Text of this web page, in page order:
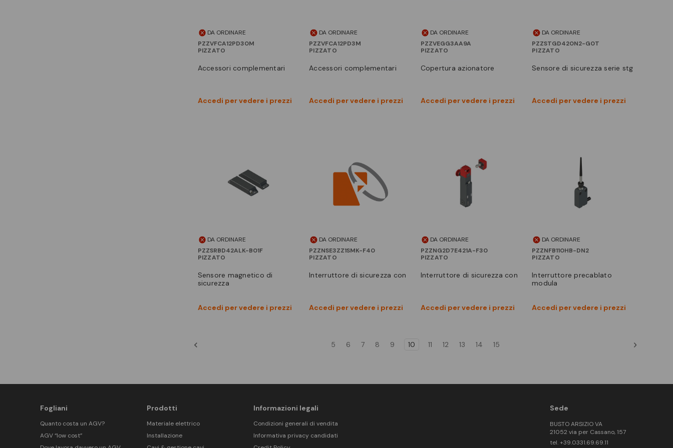
DA ORDINARE
PZZVFCA12PD30M
PIZZATO
accessori complementari
Accedi per vedere i prezzi
Confronta
DA ORDINARE
PZZVFCA12PD3M
PIZZATO
accessori complementari
Accedi per vedere i prezzi
Confronta
DA ORDINARE
PZZVEGG3AA9A
PIZZATO
copertura azionatore
Accedi per vedere i prezzi
Confronta
DA ORDINARE
PZZSTGD420N2-G0T
PIZZATO
sensore di sicurezza serie stg
Accedi per vedere i prezzi
Confronta
DA ORDINARE
PZZSRBD42ALK-B01F
PIZZATO
sensore magnetico di
sicurezza
Accedi per vedere i prezzi
Vedi prodotto
Confronta
DA ORDINARE
PZZNSE3ZZ1SMK-F40
PIZZATO
interruttore di sicurezza con
Accedi per vedere i prezzi
Confronta
DA ORDINARE
PZZNG2D7E421A-F30
PIZZATO
interruttore di sicurezza con
Accedi per vedere i prezzi
Confronta
DA ORDINARE
PZZNFB110HB-DN2
PIZZATO
interruttore precablato
modula
Accedi per vedere i prezzi
Confronta
5 6 7 8 9 10 11 12 13 14 15
Fogliani
Quanto costa un AGV?
AGV “low cost”
Prodotti
Materiale elettrico
Installazione
Informazioni legali
Condizioni generali di vendita
Informativa privacy candidati
Sede
BUSTO ARSIZIO VA
21052 via per Cassano, 157
tel. +39.0331.69.69.11